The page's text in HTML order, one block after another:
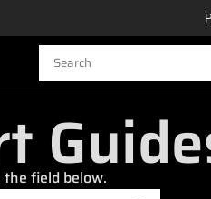
the field below.